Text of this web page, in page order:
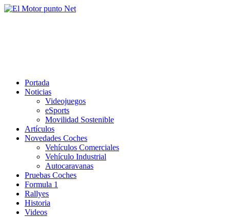
Saltar
Portada
Noticias
Videojuegos
eSports
Movilidad Sostenible
Artículos
Novedades Coches
Vehículos Comerciales
Vehículo Industrial
Autocaravanas
Pruebas Coches
Formula 1
Rallyes
Historia
Videos